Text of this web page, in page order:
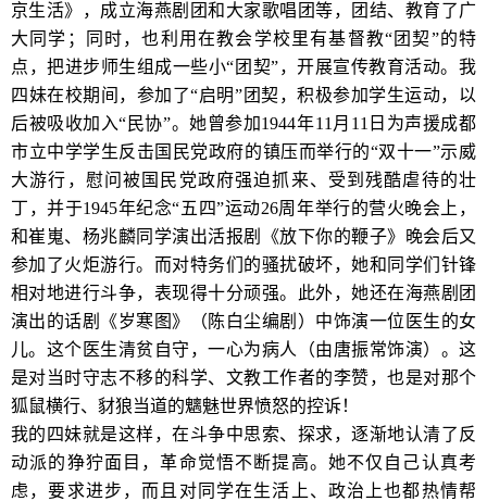
京生活》，成立海燕剧团和大家歌唱团等，团结、教育了广
大同学；同时，也利用在教会学校里有基督教“团契”的特
点，把进步师生组成一些小“团契”，开展宣传教育活动。我
四妹在校期间，参加了“启明”团契，积极参加学生运动，以
后被吸收加入“民协”。她曾参加1944年11月11日为声援成都
市立中学学生反击国民党政府的镇压而举行的“双十一”示威
大游行，慰问被国民党政府强迫抓来、受到残酷虐待的壮
丁，并于1945年纪念“五四”运动26周年举行的营火晚会上，
和崔嵬、杨兆麟同学演出活报剧《放下你的鞭子》晚会后又
参加了火炬游行。而对特务们的骚扰破坏，她和同学们针锋
相对地进行斗争，表现得十分顽强。此外，她还在海燕剧团
演出的话剧《岁寒图》（陈白尘编剧）中饰演一位医生的女
儿。这个医生清贫自守，一心为病人（由唐振常饰演）。这
是对当时守志不移的科学、文教工作者的李赞，也是对那个
狐鼠横行、豺狼当道的魑魅世界愤怒的控诉！
我的四妹就是这样，在斗争中思索、探求，逐渐地认清了反
动派的狰狞面目，革命觉悟不断提高。她不仅自己认真考
虑，要求进步，而且对同学在生活上、政治上也都热情帮